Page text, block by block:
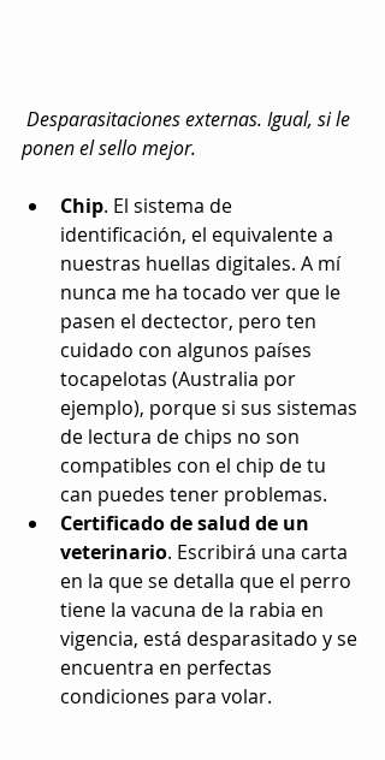
ponen el sello mejor.
Chip. El sistema de
identificación, el equivalente a
nuestras huellas digitales. A mí
nunca me ha tocado ver que le
pasen el dectector, pero ten
cuidado con algunos países
tocapelotas (Australia por
ejemplo), porque si sus sistemas
de lectura de chips no son
compatibles con el chip de tu
can puedes tener problemas.
Certificado de salud de un
veterinario. Escribirá una carta
en la que se detalla que el perro
tiene la vacuna de la rabia en
vigencia, está desparasitado y se
encuentra en perfectas
condiciones para volar.